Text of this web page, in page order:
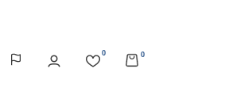
0 0